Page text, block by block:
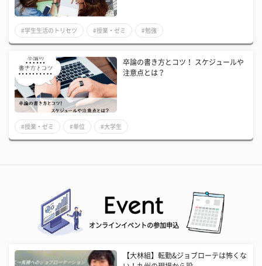
#学生生活のトリセツ #授業・ゼミ #勉強
卒論の書き方とコツ！ スケジュールや
注意点とは？
#授業・ゼミ #単位 #大学生
オンラインイベントの参加申込
【大林組】転勤&ジョブローテは怖くな